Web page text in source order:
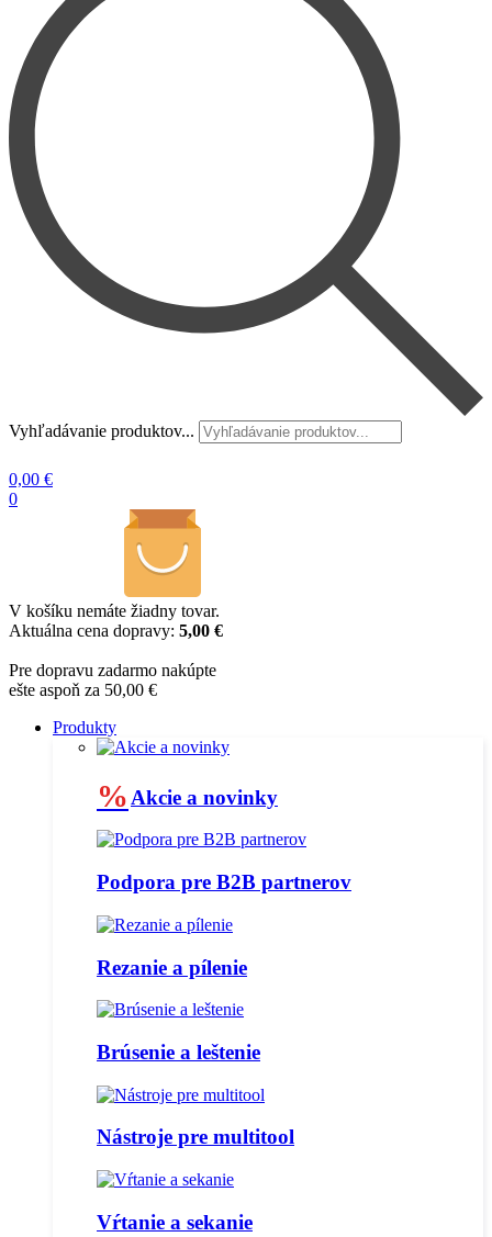
Vyhľadávanie produktov...
0,00 €
0
V košíku nemáte žiadny tovar.
Aktuálna cena dopravy: 5,00 €
Pre dopravu zadarmo nakúpte
ešte aspoň za 50,00 €
Produkty
% Akcie a novinky
Podpora pre B2B partnerov
Rezanie a pílenie
Brúsenie a leštenie
Nástroje pre multitool
Vŕtanie a sekanie